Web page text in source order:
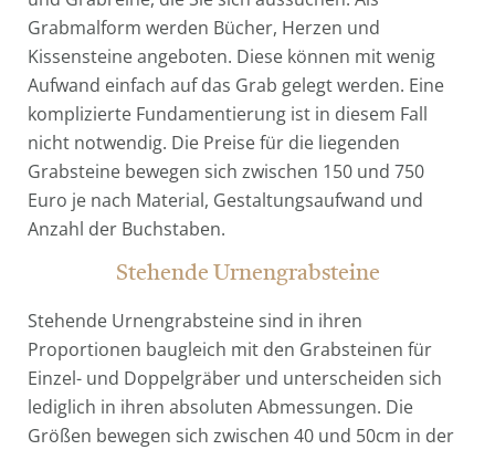
Grabmalform werden Bücher, Herzen und
Kissensteine angeboten. Diese können mit wenig
Aufwand einfach auf das Grab gelegt werden. Eine
komplizierte Fundamentierung ist in diesem Fall
nicht notwendig. Die Preise für die liegenden
Grabsteine bewegen sich zwischen 150 und 750
Euro je nach Material, Gestaltungsaufwand und
Anzahl der Buchstaben.
Stehende Urnengrabsteine
Stehende Urnengrabsteine sind in ihren
Proportionen baugleich mit den Grabsteinen für
Einzel- und Doppelgräber und unterscheiden sich
lediglich in ihren absoluten Abmessungen. Die
Größen bewegen sich zwischen 40 und 50cm in der